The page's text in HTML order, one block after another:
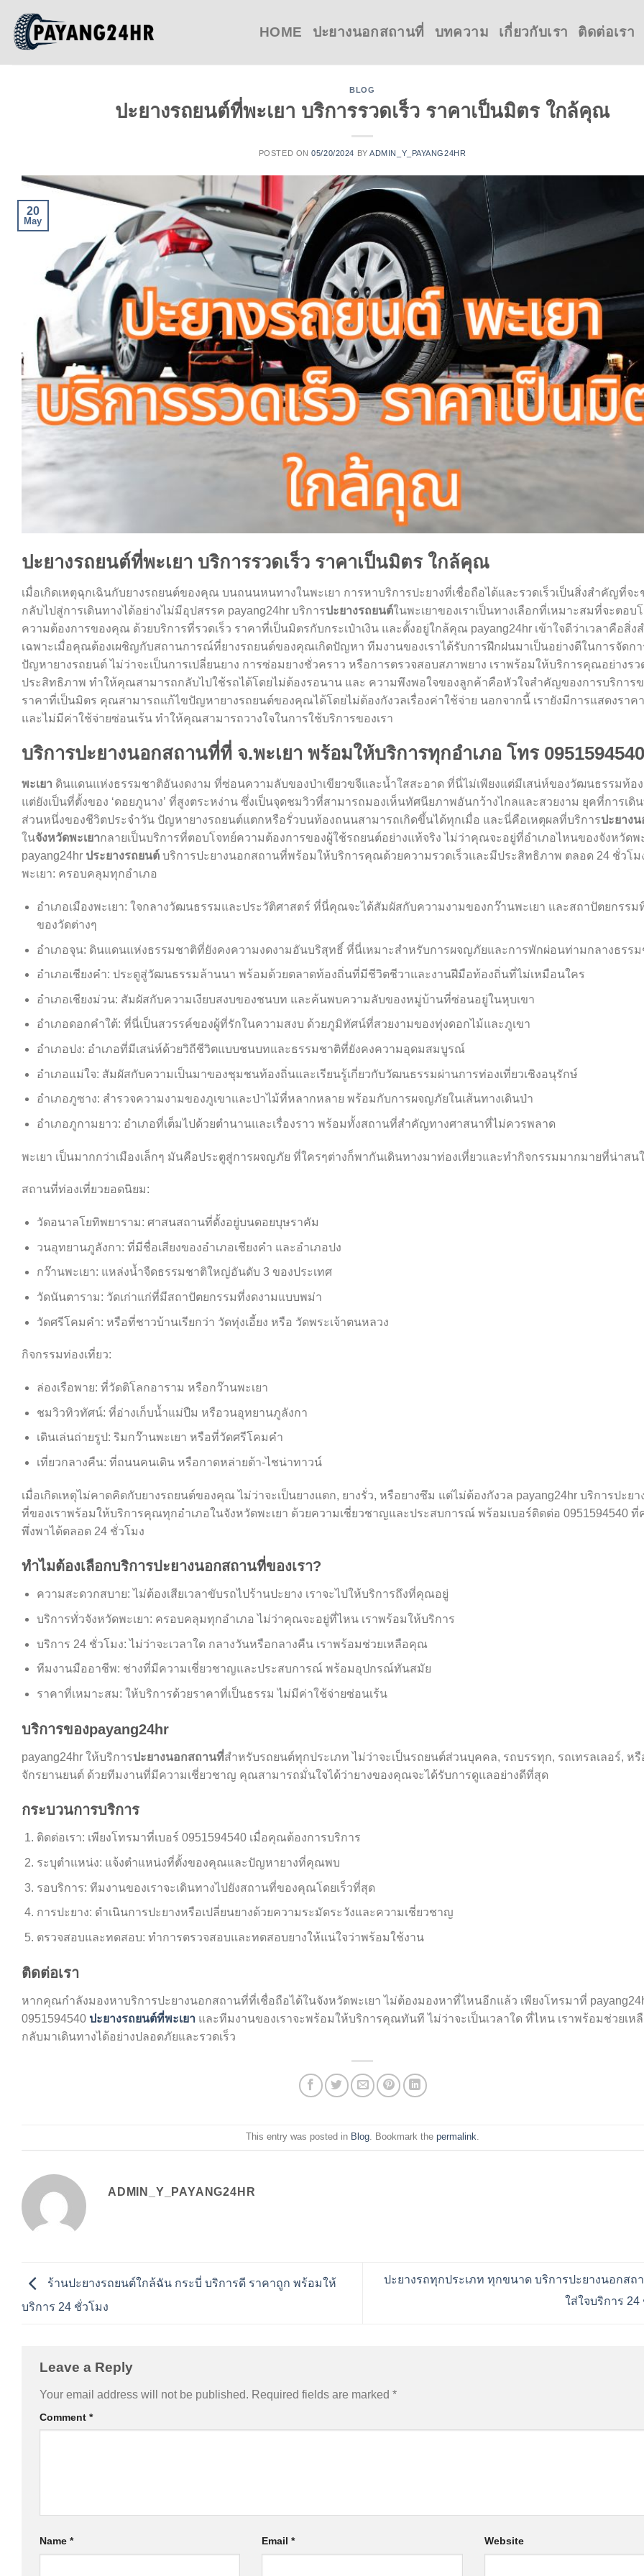
content
HOME ปะยางนอกสถานที่ บทความ เกี่ยวกับเรา ติดต่อเรา
BLOG
ปะยางรถยนต์ที่พะเยา บริการรวดเร็ว ราคาเป็นมิตร ใกล้คุณ
POSTED ON05/20/2024 BYADMIN_Y_PAYANG24HR
20
May
ปะยางรถยนต์ที่พะเยา บริการรวดเร็ว ราคาเป็นมิตร ใกล้คุณ
เมื่อเกิดเหตุฉุกเฉินกับยางรถยนต์ของคุณ บนถนนหนทางในพะเยา การหาบริการปะยางที่เชื่อถือได้และรวดเร็วเป็นสิ่งสำคัญที่จ
กลับไปสู่การเดินทางได้อย่างไม่มีอุปสรรค payang24hr บริการปะยางรถยนต์ในพะเยาของเราเป็นทางเลือกที่เหมาะสมที่จะตอบ
ความต้องการของคุณ ด้วยบริการที่รวดเร็ว ราคาที่เป็นมิตรกับกระเป๋าเงิน และตั้งอยู่ใกล้คุณ payang24hr เข้าใจดีว่าเวลาคือสิ่ง
เฉพาะเมื่อคุณต้องเผชิญกับสถานการณ์ที่ยางรถยนต์ของคุณเกิดปัญหา ทีมงานของเราได้รับการฝึกฝนมาเป็นอย่างดีในการจัดก
ปัญหายางรถยนต์ ไม่ว่าจะเป็นการเปลี่ยนยาง การซ่อมยางชั่วคราว หรือการตรวจสอบสภาพยาง เราพร้อมให้บริการคุณอย่างรว
ประสิทธิภาพ ทำให้คุณสามารถกลับไปใช้รถได้โดยไม่ต้องรอนาน และ ความพึงพอใจของลูกค้าคือหัวใจสำคัญของการบริการข
ราคาที่เป็นมิตร คุณสามารถแก้ไขปัญหายางรถยนต์ของคุณได้โดยไม่ต้องกังวลเรื่องค่าใช้จ่าย นอกจากนี้ เรายังมีการแสดงราค
และไม่มีค่าใช้จ่ายซ่อนเร้น ทำให้คุณสามารถวางใจในการใช้บริการของเรา
บริการปะยางนอกสถานที่ที่ จ.พะเยา พร้อมให้บริการทุกอำเภอ โทร 0951594540
พะเยา ดินแดนแห่งธรรมชาติอันงดงาม ที่ซ่อนความลับของป่าเขียวขจีและน้ำใสสะอาด ที่นี่ไม่เพียงแต่มีเสน่ห์ของวัฒนธรรมท้อ
แต่ยังเป็นที่ตั้งของ ‘ดอยภูนาง’ ที่สูงตระหง่าน ซึ่งเป็นจุดชมวิวที่สามารถมองเห็นทัศนียภาพอันกว้างไกลและสวยงาม ยุคที่การเดิ
ส่วนหนึ่งของชีวิตประจำวัน ปัญหายางรถยนต์แตกหรือรั่วบนท้องถนนสามารถเกิดขึ้นได้ทุกเมื่อ และนี่คือเหตุผลที่บริการปะยาง
ในจังหวัดพะเยากลายเป็นบริการที่ตอบโจทย์ความต้องการของผู้ใช้รถยนต์อย่างแท้จริง ไม่ว่าคุณจะอยู่ที่อำเภอไหนของจังหวัดพ
payang24hr ประยางรถยนต์ บริการปะยางนอกสถานที่พร้อมให้บริการคุณด้วยความรวดเร็วและมีประสิทธิภาพ ตลอด 24 ชั่วโม
พะเยา: ครอบคลุมทุกอำเภอ
อำเภอเมืองพะเยา: ใจกลางวัฒนธรรมและประวัติศาสตร์ ที่นี่คุณจะได้สัมผัสกับความงามของกว๊านพะเยา และสถาปัตยกรรม
ของวัดต่างๆ
อำเภอจุน: ดินแดนแห่งธรรมชาติที่ยังคงความงดงามอันบริสุทธิ์ ที่นี่เหมาะสำหรับการผจญภัยและการพักผ่อนท่ามกลางธรร
อำเภอเชียงคำ: ประตูสู่วัฒนธรรมล้านนา พร้อมด้วยตลาดท้องถิ่นที่มีชีวิตชีวาและงานฝีมือท้องถิ่นที่ไม่เหมือนใคร
อำเภอเชียงม่วน: สัมผัสกับความเงียบสงบของชนบท และค้นพบความลับของหมู่บ้านที่ซ่อนอยู่ในหุบเขา
อำเภอดอกคำใต้: ที่นี่เป็นสวรรค์ของผู้ที่รักในความสงบ ด้วยภูมิทัศน์ที่สวยงามของทุ่งดอกไม้และภูเขา
อำเภอปง: อำเภอที่มีเสน่ห์ด้วยวิถีชีวิตแบบชนบทและธรรมชาติที่ยังคงความอุดมสมบูรณ์
อำเภอแม่ใจ: สัมผัสกับความเป็นมาของชุมชนท้องถิ่นและเรียนรู้เกี่ยวกับวัฒนธรรมผ่านการท่องเที่ยวเชิงอนุรักษ์
อำเภอภูซาง: สำรวจความงามของภูเขาและป่าไม้ที่หลากหลาย พร้อมกับการผจญภัยในเส้นทางเดินป่า
อำเภอภูกามยาว: อำเภอที่เต็มไปด้วยตำนานและเรื่องราว พร้อมทั้งสถานที่สำคัญทางศาสนาที่ไม่ควรพลาด
พะเยา เป็นมากกว่าเมืองเล็กๆ มันคือประตูสู่การผจญภัย ที่ใครๆต่างก็พากันเดินทางมาท่องเที่ยวและทำกิจกรรมมากมายที่น่าสน
สถานที่ท่องเที่ยวยอดนิยม:
วัดอนาลโยทิพยาราม: ศาสนสถานที่ตั้งอยู่บนดอยบุษราคัม
วนอุทยานภูลังกา: ที่มีชื่อเสียงของอำเภอเชียงคำ และอำเภอปง
กว๊านพะเยา: แหล่งน้ำจืดธรรมชาติใหญ่อันดับ 3 ของประเทศ
วัดนันตาราม: วัดเก่าแก่ที่มีสถาปัตยกรรมที่งดงามแบบพม่า
วัดศรีโคมคำ: หรือที่ชาวบ้านเรียกว่า วัดทุ่งเอี้ยง หรือ วัดพระเจ้าตนหลวง
กิจกรรมท่องเที่ยว:
ล่องเรือพาย: ที่วัดติโลกอาราม หรือกว๊านพะเยา
ชมวิวทิวทัศน์: ที่อ่างเก็บน้ำแม่ปืม หรือวนอุทยานภูลังกา
เดินเล่นถ่ายรูป: ริมกว๊านพะเยา หรือที่วัดศรีโคมคำ
เที่ยวกลางคืน: ที่ถนนคนเดิน หรือกาดหล่ายต้า-ไชน่าทาวน์
เมื่อเกิดเหตุไม่คาดคิดกับยางรถยนต์ของคุณ ไม่ว่าจะเป็นยางแตก, ยางรั่ว, หรือยางซึม แต่ไม่ต้องกังวล payang24hr บริการปะย
ที่ของเราพร้อมให้บริการคุณทุกอำเภอในจังหวัดพะเยา ด้วยความเชี่ยวชาญและประสบการณ์ พร้อมเบอร์ติดต่อ 0951594540
พึ่งพาได้ตลอด 24 ชั่วโมง
ทำไมต้องเลือกบริการปะยางนอกสถานที่ของเรา?
ความสะดวกสบาย: ไม่ต้องเสียเวลาขับรถไปร้านปะยาง เราจะไปให้บริการถึงที่คุณอยู่
บริการทั่วจังหวัดพะเยา: ครอบคลุมทุกอำเภอ ไม่ว่าคุณจะอยู่ที่ไหน เราพร้อมให้บริการ
บริการ 24 ชั่วโมง: ไม่ว่าจะเวลาใด กลางวันหรือกลางคืน เราพร้อมช่วยเหลือคุณ
ทีมงานมืออาชีพ: ช่างที่มีความเชี่ยวชาญและประสบการณ์ พร้อมอุปกรณ์ทันสมัย
ราคาที่เหมาะสม: ให้บริการด้วยราคาที่เป็นธรรม ไม่มีค่าใช้จ่ายซ่อนเร้น
บริการของpayang24hr
payang24hr ให้บริการปะยางนอกสถานที่สำหรับรถยนต์ทุกประเภท ไม่ว่าจะเป็นรถยนต์ส่วนบุคคล, รถบรรทุก, รถเทรลเลอร์, หรื
จักรยานยนต์ ด้วยทีมงานที่มีความเชี่ยวชาญ คุณสามารถมั่นใจได้ว่ายางของคุณจะได้รับการดูแลอย่างดีที่สุด
กระบวนการบริการ
ติดต่อเรา: เพียงโทรมาที่เบอร์ 0951594540 เมื่อคุณต้องการบริการ
ระบุตำแหน่ง: แจ้งตำแหน่งที่ตั้งของคุณและปัญหายางที่คุณพบ
รอบริการ: ทีมงานของเราจะเดินทางไปยังสถานที่ของคุณโดยเร็วที่สุด
การปะยาง: ดำเนินการปะยางหรือเปลี่ยนยางด้วยความระมัดระวังและความเชี่ยวชาญ
ตรวจสอบและทดสอบ: ทำการตรวจสอบและทดสอบยางให้แน่ใจว่าพร้อมใช้งาน
ติดต่อเรา
หากคุณกำลังมองหาบริการปะยางนอกสถานที่ที่เชื่อถือได้ในจังหวัดพะเยา ไม่ต้องมองหาที่ไหนอีกแล้ว เพียงโทรมาที่
0951594540 ปะยางรถยนต์ที่พะเยา และทีมงานของเราจะพร้อมให้บริการคุณทันที ไม่ว่าจะเป็นเวลาใด ที่ไหน เราพร้อมช่วยเ
กลับมาเดินทางได้อย่างปลอดภัยและรวดเร็ว
This entry was posted in Blog. Bookmark the permalink
ADMIN_Y_PAYANG24HR
ร้านปะยางรถยนต์ใกล้ฉัน กระบี่ บริการดี ราคาถูก พร้อมให้
บริการ 24 ชั่วโมง
ปะยางรถทุกประเภท ทุกขนาด บริการปะยางนอกสถ
ใส่ใจบริการ
Leave a Reply
Your email address will not be published. Required fields are marked *
Comment *
Name * Email* Website